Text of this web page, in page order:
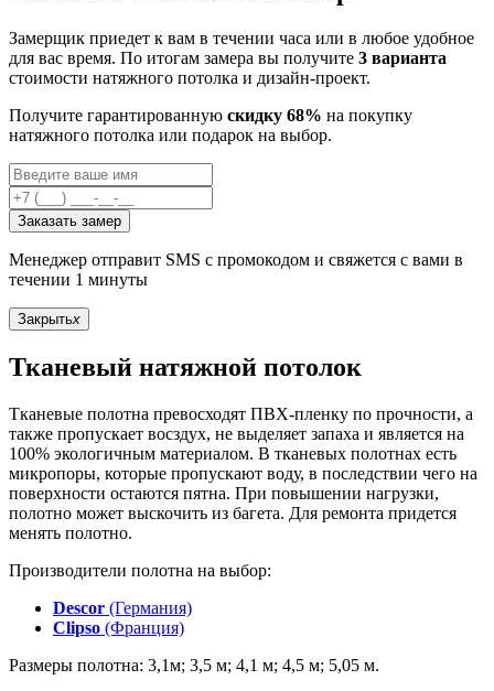
Замерщик приедет к вам в течении часа или в любое удобное
для вас время. По итогам замера вы получите 3 варианта
стоимости натяжного потолка и дизайн-проект.
Получите гарантированную скидку 68% на покупку
натяжного потолка или подарок на выбор.
Заказать замер
Менеджер отправит SMS с промокодом и свяжется с вами в
течении 1 минуты
Закрытьx
Тканевый натяжной потолок
Тканевые полотна превосходят ПВХ-пленку по прочности, а
также пропускает восздух, не выделяет запаха и является на
100% экологичным материалом. В тканевых полотнах есть
микропоры, которые пропускают воду, в последствии чего на
поверхности остаются пятна. При повышении нагрузки,
полотно может выскочить из багета. Для ремонта придется
менять полотно.
Производители полотна на выбор:
Descor (Германия)
Clipso (Франция)
Размеры полотна: 3,1м; 3,5 м; 4,1 м; 4,5 м; 5,05 м.